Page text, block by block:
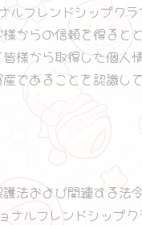
フレンドシップク
からの信頼を得ると
様から取得した個人
であることを認識し
法および関連する法
ナルフレンドシップ